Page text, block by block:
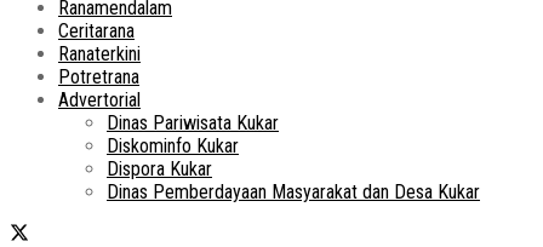
Ranamendalam
Ceritarana
Ranaterkini
Potretrana
Advertorial
Dinas Pariwisata Kukar
Diskominfo Kukar
Dispora Kukar
Dinas Pemberdayaan Masyarakat dan Desa Kukar